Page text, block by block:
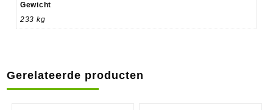
Gewicht
233 kg
Gerelateerde producten